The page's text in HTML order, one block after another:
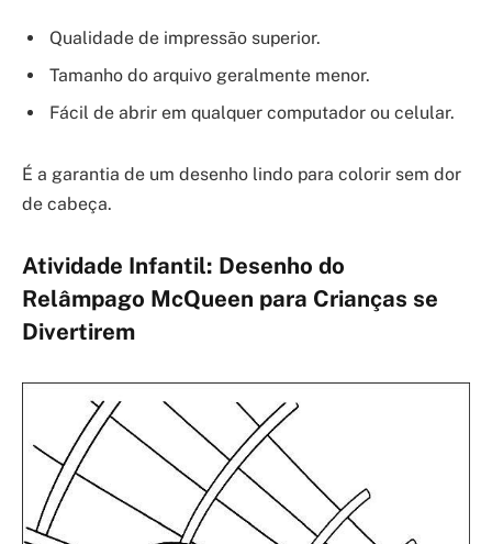
Qualidade de impressão superior.
Tamanho do arquivo geralmente menor.
Fácil de abrir em qualquer computador ou celular.
É a garantia de um desenho lindo para colorir sem dor
de cabeça.
Atividade Infantil: Desenho do
Relâmpago McQueen para Crianças se
Divertirem